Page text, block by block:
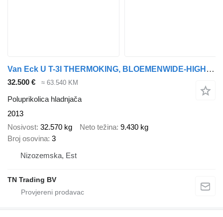
Van Eck U T-3I THERMOKING, BLOEMENWIDE-HIGH, TAILGATE, LIFT BAG
32.500 € ≈ 63.540 KM
Poluprikolica hladnjača
2013
Nosivost 32.570 kg Neto težina 9.430 kg
Broj osovina 3
Nizozemska, Est
TN Trading BV